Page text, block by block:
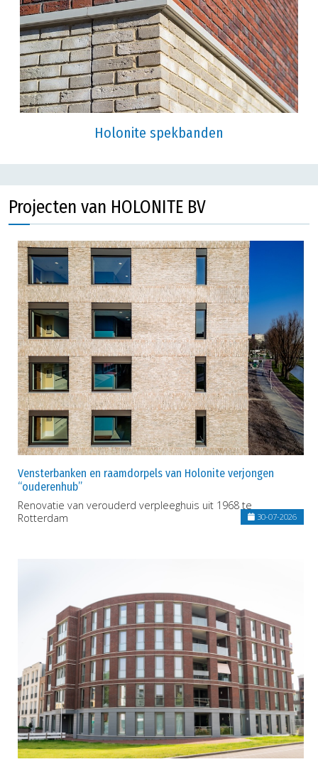
Holonite spekbanden
Projecten van HOLONITE BV
Vensterbanken en raamdorpels van Holonite verjongen
“ouderenhub”
Renovatie van verouderd verpleeghuis uit 1968 te
Rotterdam
30-07-2026